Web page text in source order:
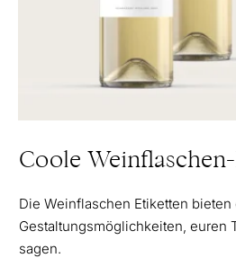
Coole
Die Weinflaschen Etiketten
Gestaltungsmöglichkeiten, euren
sagen.